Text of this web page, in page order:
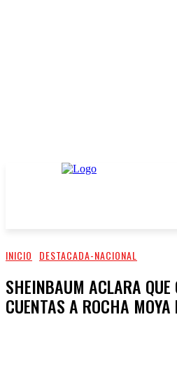
INICIO DESTACADA-NACIONAL
SHEINBAUM ACLARA QUE
CUENTAS A ROCHA MOYA